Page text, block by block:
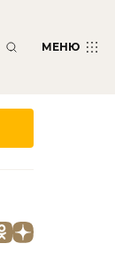
МЕНЮ